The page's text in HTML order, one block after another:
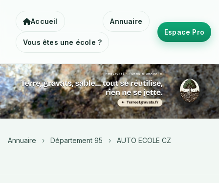
Accueil Annuaire
Vous êtes une école ?
Espace Pro
Annuaire › Département 95 › AUTO ECOLE CZ